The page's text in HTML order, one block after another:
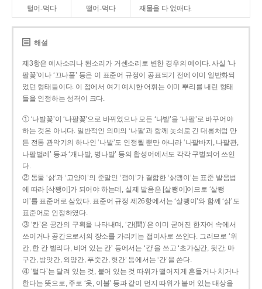
털어-먹다 떨어-먹다 재물을 다 없애다.
해설
제3항은 예사소리나 된소리가 거센소리로 변한 경우의 예이다. 사실 ‘나
팔꽃’이나 ‘끄나풀’ 등은 이 표준어 규정이 공표되기 전에 이미 일반화되
었던 형태들이다. 이 점에서 여기 예시한 어휘는 이미 뿌리를 내린 형태
들을 인정하는 성격이 크다.
① ‘나발꽃’이 ‘나팔꽃’으로 바뀌었으나 모든 ‘나발’을 ‘나팔’로 바꾸어야
하는 것은 아니다. 일반적인 의미의 ‘나팔’과 함께 놋쇠로 긴 대롱처럼 만
든 전통 관악기의 하나인 ‘나발’도 인정될 뿐만 아니라 ‘나팔바지, 나팔관,
나팔벌레’ 등과 ‘개나발, 병나발’ 등의 합성어에서도 각각 구별되어 쓰인
다.
② 동물 ‘삵’과 ‘고양이’의 준말인 ‘괭이’가 결합한 ‘삵괭이’는 표준 발음법
에 따라 [삭꽹이]가 되어야 하는데, 실제 발음은 [살쾡이]이므로 ‘살쾡
이’를 표준어로 삼았다. 표준어 규정 제26항에서는 ‘살쾡이’와 함께 ‘삵’도
표준어로 인정하였다.
③ ‘칸’은 공간의 구획을 나타내며, ‘간(間)’은 이미 굳어진 한자어 속에서
쓰이거나 공간으로서의 장소를 가리키는 접미사로 쓰인다. 그러므로 ‘위
칸, 한 칸 벌리다, 비어 있는 칸’ 등에서는 ‘칸’을 쓰고 ‘초가삼간, 뒷간, 마
구간, 방앗간, 외양간, 푸줏간, 헛간’ 등에서는 ‘간’을 쓴다.
④ ‘털다’는 달려 있는 것, 붙어 있는 것 따위가 떨어지게 흔들거나 치거나
한다는 뜻으로, 주로 ‘옷, 이불’ 등과 같이 먼지 따위가 붙어 있는 대상을